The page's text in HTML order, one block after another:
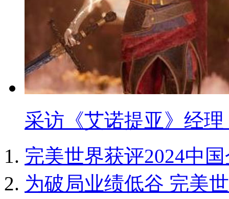
采访《艾诺提亚》经
完美世界获评2024中
为破局业绩低谷 完美